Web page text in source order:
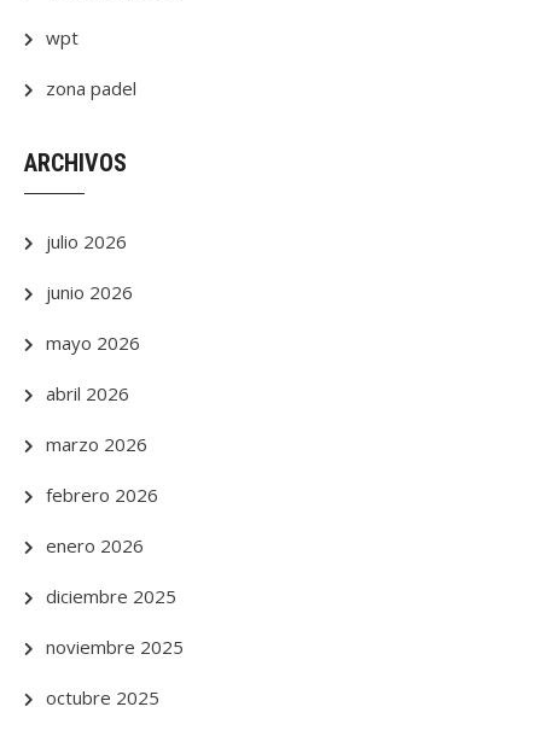
wpt
zona padel
ARCHIVOS
julio 2026
junio 2026
mayo 2026
abril 2026
marzo 2026
febrero 2026
enero 2026
diciembre 2025
noviembre 2025
octubre 2025